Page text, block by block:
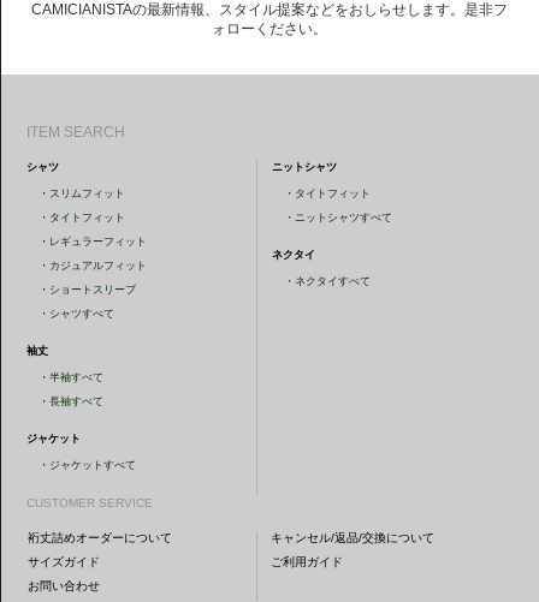
CAMICIANISTAの最新情報、スタイル提案などをおしらせします。是非フ
ォローください。
ITEM SEARCH
シャツ
・ スリムフィット
・ タイトフィット
・ レギュラーフィット
・ カジュアルフィット
・ ショートスリーブ
・ シャツすべて
袖丈
・半袖すべて
・長袖すべて
ジャケット
・ ジャケットすべて
ニットシャツ
・ タイトフィット
・ニットシャツすべて
ネクタイ
・ネクタイすべて
CUSTOMER SERVICE
裄丈詰めオーダーについて
キャンセル/返品/交換について
サイズガイド
ご利用ガイド
お問い合わせ